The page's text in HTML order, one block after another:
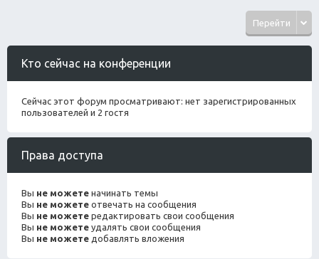
Перейти
Кто сейчас на конференции
Сейчас этот форум просматривают: нет зарегистрированных
пользователей и 2 гостя
Права доступа
Вы не можете начинать темы
Вы не можете отвечать на сообщения
Вы не можете редактировать свои сообщения
Вы не можете удалять свои сообщения
Вы не можете добавлять вложения